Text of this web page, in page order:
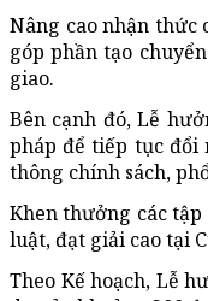
Nâng cao nhận thức
góp phần tạo
giao.
Bên cạnh đó, Lễ
pháp để tiếp tục
thông chính sách,
Khen thưởng cáctập
luật,đạt giải cao tại
Theo Kế hoạch, Lễ